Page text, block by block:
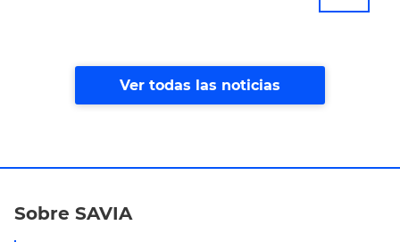
Ver todas las noticias
Sobre SAVIA